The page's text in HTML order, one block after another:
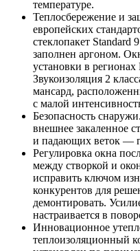
температуре.
Теплосбережение и
европейских
стеклопакет Standard
заполнен аргоном.
установки в
Звукоизоляция 2
мансард,
с малой
Безопасность
внешнее закаленное
и падающих веток —
Регулировка окна
между створкой и
исправить ключом
конкурентов для
демонтировать.
настраивается в
Инновационное
теплоизоляционный